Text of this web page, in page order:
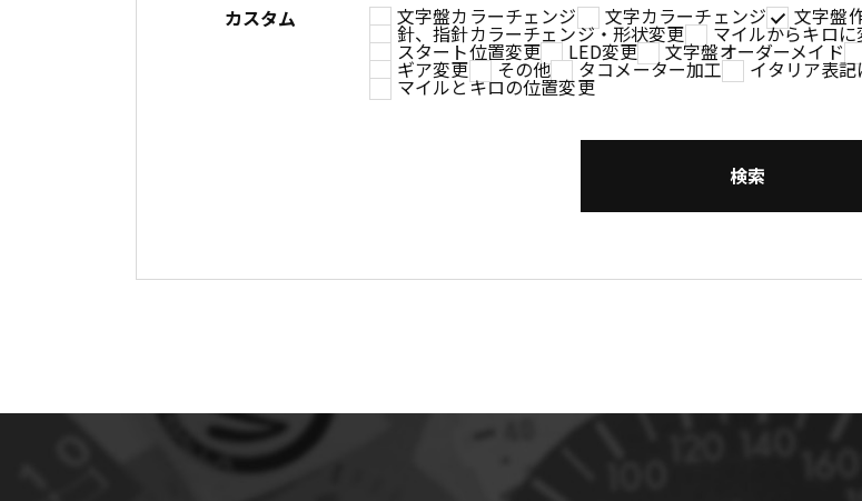
カスタム
文字盤カラーチェンジ 文字カラーチェンジ 文字盤
針、指針カラーチェンジ・形状変更 マイルからキロに
スタート位置変更 LED変更 文字盤オーダーメイド
ギア変更 その他 タコメーター加工 イタリア表
マイルとキロの位置変更
検索